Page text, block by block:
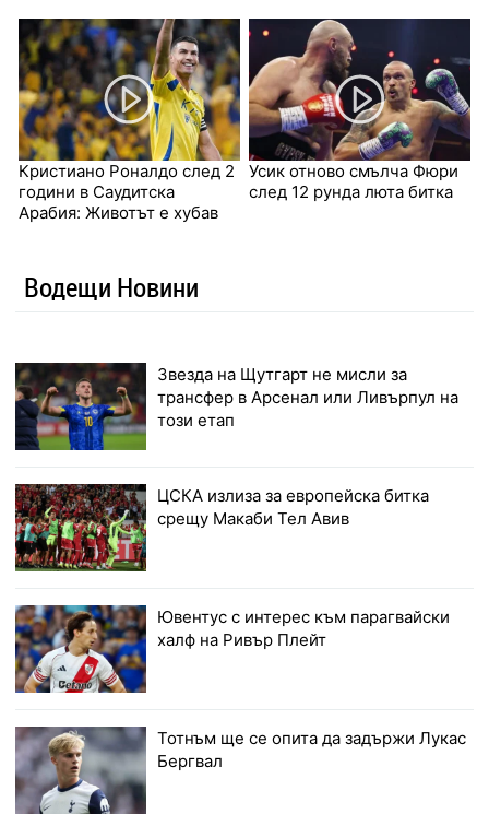
Кристиано Роналдо след 2
години в Саудитска
Арабия: Животът е хубав
Усик отново смълча Фюри
след 12 рунда люта битка
Водещи Новини
Звезда на Щутгарт не мисли за
трансфер в Арсенал или Ливърпул на
този етап
ЦСКА излиза за европейска битка
срещу Макаби Тел Авив
Ювентус с интерес към парагвайски
халф на Ривър Плейт
Тотнъм ще се опита да задържи Лукас
Бергвал